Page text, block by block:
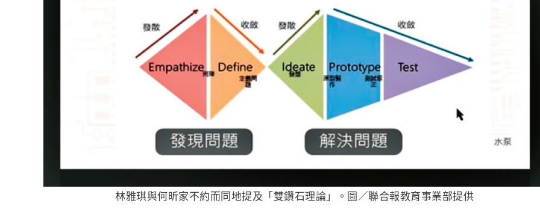
林雅琪與何昕家不約而同地提及「雙鑽石理論」。圖／聯合報教育事業部提供